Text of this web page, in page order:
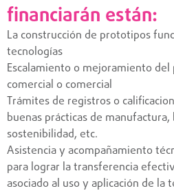
financiarán están:
La construcción de prototipos
tecnologías
Escalamiento o mejoramiento
comercial o comercial
Trámites de registros o
buenas prácticas de
sostenibilidad, etc.
Asistencia y acompañamiento
para lograr la transferencia
asociado al uso y aplicación de la